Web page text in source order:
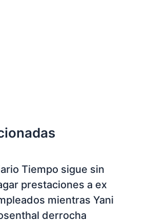
Tiempo sigue sin
prestaciones a ex
mientras Yani
derrocha